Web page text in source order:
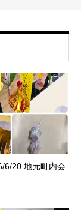
6/20 地元町内会